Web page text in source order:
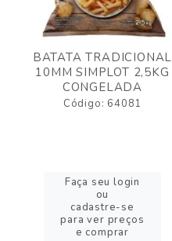
BATATA TRADICIONAL
10MM SIMPLOT 2,5KG
CONGELADA
Código: 64081
Faça seu login
ou
cadastre-se
para ver preços
e comprar